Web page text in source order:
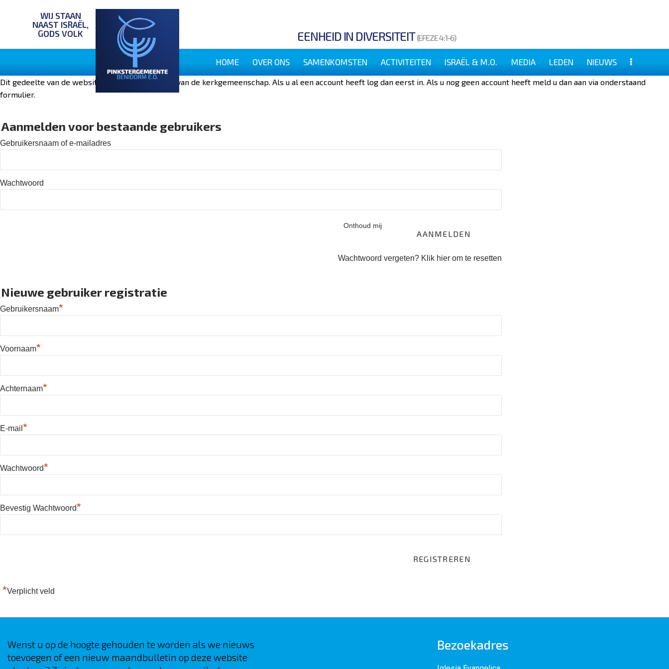
WIJ STAAN
NAAST ISRAËL,
GODS VOLK
EENHEID IN DIVERSITEIT(EFEZE 4:1-6)
HOME OVER ONS SAMENKOMSTEN ACTIVITEITEN ISRAËL & M.O. MEDIA LEDEN NIEUWS
Dit gedeelte van de website is alleen voor leden van de kerkgemeenschap. Als u al een account heeft log dan eerst in. Als u nog geen account heeft meld u dan aan via onderstaand
formulier.
Aanmelden voor bestaande gebruikers
Gebruikersnaam of e-mailadres
Wachtwoord
Onthoud mij
Wachtwoord vergeten? Klik hier om te resetten
Nieuwe gebruiker registratie
Gebruikersnaam*
Voornaam*
Achternaam*
E-mail *
Wachtwoord*
Bevestig Wachtwoord*
*Verplicht veld
Wenst u op de hoogte gehouden te worden als we nieuws
toevoegen of een nieuw maandbulletin op deze website
Bezoekadres